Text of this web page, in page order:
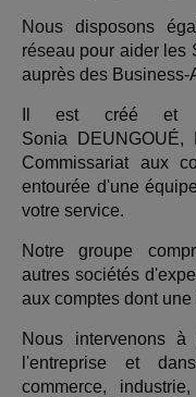
Nous disposons
réseau pour aider les
auprès des Business-
Il est créé et
Sonia DEUNGOUÉ,
Commissariat aux
entourée d'une
votre service.
Notre groupe
autres sociétés
aux comptes dont
Nous intervenons
l'entreprise et
commerce,